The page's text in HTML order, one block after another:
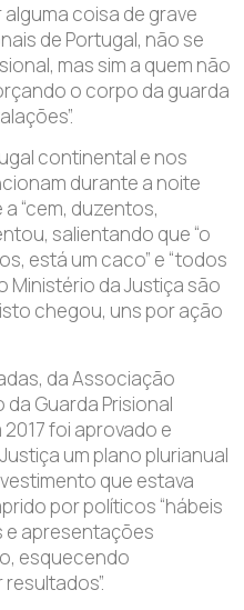
alguma coisa de grave
de Portugal, não se
mas sim a quem não
o corpo da guarda
continental e nos
durante a noite
“cem, duzentos,
salientando que “o
está um caco” e “todos
Ministério da Justiça são
chegou, uns por ação
da Associação
Guarda Prisional
foi aprovado e
um plano plurianual
que estava
por políticos “hábeis
e apresentações
esquecendo